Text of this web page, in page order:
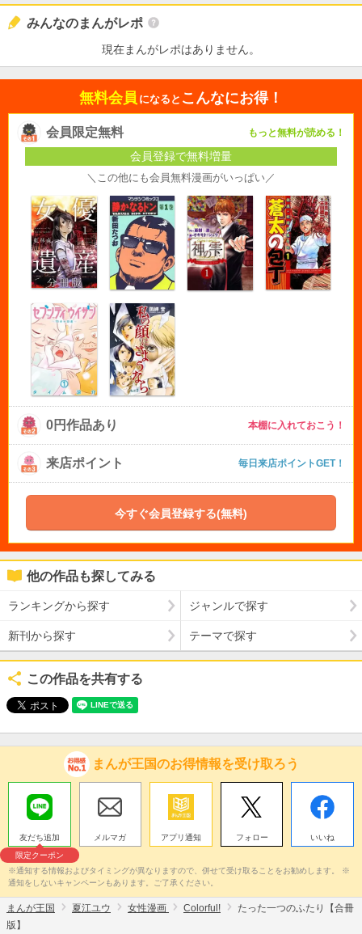
みんなのまんがレポ
現在まんがレポはありません。
無料会員 になると こんなにお得！
会員限定無料 もっと無料が読める！
会員登録で無料増量
＼この他にも会員無料漫画がいっぱい／
0円作品あり 本棚に入れておこう！
来店ポイント 毎日来店ポイントGET！
今すぐ会員登録する(無料)
他の作品も探してみる
ランキングから探す ジャンルで探す
新刊から探す テーマで探す
この作品を共有する
まんが王国のお得情報を受け取ろう
友だち追加
限定クーポン
メルマガ アプリ通知 フォロー いいね
※通知する情報およびタイミングが異なりますので、併せて受け取ることをお勧めします。 ※
通知をしないキャンペーンもあります。ご了承ください。
まんが王国 夏江ユウ 女性漫画 Colorful!
たった一つのふたり【合冊
版】